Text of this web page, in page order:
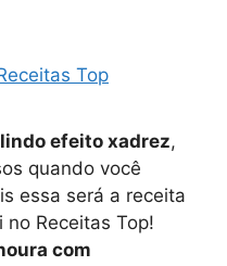
Top
efeito xadrez,
quando você
essa será a receita
Receitas Top!
com